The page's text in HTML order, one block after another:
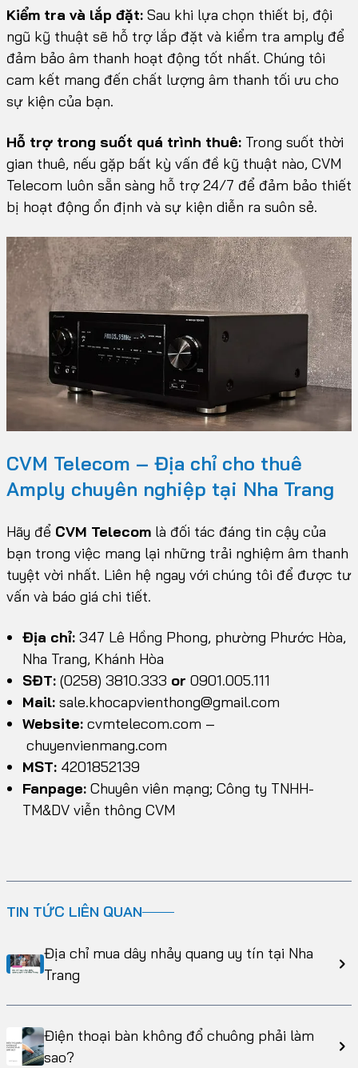
Kiểm tra và lắp đặt: Sau khi lựa chọn thiết bị, đội
ngũ kỹ thuật sẽ hỗ trợ lắp đặt và kiểm tra amply để
đảm bảo âm thanh hoạt động tốt nhất. Chúng tôi
cam kết mang đến chất lượng âm thanh tối ưu cho
sự kiện của bạn.
Hỗ trợ trong suốt quá trình thuê: Trong suốt thời
gian thuê, nếu gặp bất kỳ vấn đề kỹ thuật nào, CVM
Telecom luôn sẵn sàng hỗ trợ 24/7 để đảm bảo thiết
bị hoạt động ổn định và sự kiện diễn ra suôn sẻ.
CVM Telecom – Địa chỉ cho thuê
Amply chuyên nghiệp tại Nha Trang
Hãy để CVM Telecom là đối tác đáng tin cậy của
bạn trong việc mang lại những trải nghiệm âm thanh
tuyệt vời nhất. Liên hệ ngay với chúng tôi để được tư
vấn và báo giá chi tiết.
Địa chỉ: 347 Lê Hồng Phong, phường Phước Hòa,
Nha Trang, Khánh Hòa
SĐT: (0258) 3810.333 or 0901.005.111
Mail: sale.khocapvienthong@gmail.com
Website: cvmtelecom.com –
chuyenvienmang.com
MST: 4201852139
Fanpage: Chuyên viên mạng; Công ty TNHH-
TM&DV viễn thông CVM
TIN TỨC LIÊN QUAN
Địa chỉ mua dây nhảy quang uy tín tại Nha
Trang
Điện thoại bàn không đổ chuông phải làm
sao?